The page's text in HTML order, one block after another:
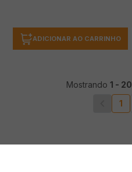
ADICIONAR AO CARRINHO
Mostrando 1 - 20
1